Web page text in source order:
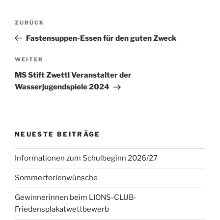
Beitragsnavigation
Vorheriger
Beitrag
ZURÜCK
Fastensuppen-Essen für den guten Zweck
Nächster
Beitrag
WEITER
MS Stift Zwettl Veranstalter der
Wasserjugendspiele 2024
NEUESTE BEITRÄGE
Informationen zum Schulbeginn 2026/27
Sommerferienwünsche
Gewinnerinnen beim LIONS-CLUB-
Friedensplakatwettbewerb